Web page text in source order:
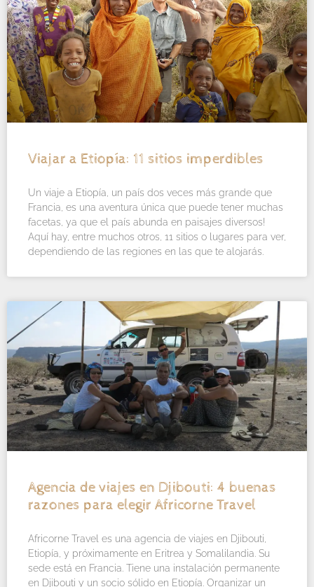
Viajar a Etiopía: 11 sitios imperdibles
Un viaje a Etiopía, un país dos veces más grande que
Francia, es una aventura única que puede tener muchas
facetas, ya que el país abunda en paisajes diversos!
Aquí hay, entre muchos otros, 11 sitios o lugares para ver,
dependiendo de las regiones en las que te alojarás.
Agencia de viajes en Djibouti: 4 buenas
razones para elegir Africorne Travel
Africorne Travel es una agencia de viajes en Djibouti,
Etiopía, y próximamente en Eritrea y Somalilandia. Su
sede está en Francia. Tiene una instalación permanente
en Djibouti y un socio sólido en Etiopía. Organizar un